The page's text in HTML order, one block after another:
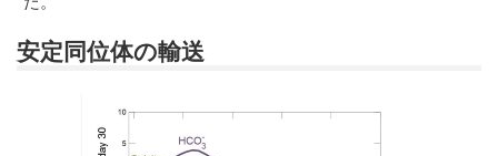
安定同位体の輸送